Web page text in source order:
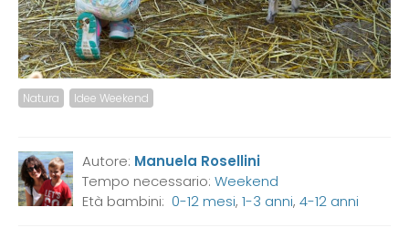
Natura Idee Weekend
Autore: Manuela Rosellini
Tempo necessario: Weekend
Età bambini: 0-12 mesi, 1-3 anni, 4-12 anni